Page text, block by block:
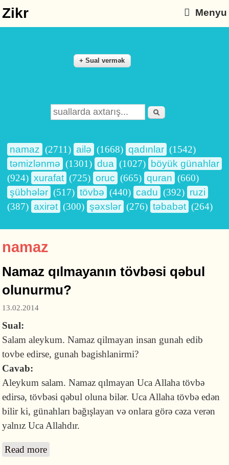
Zikr Menyu
Search form
Axtarış
namaz (2711) ailə (1668) qadınlar (1542)
təmizlənmə (1301) dua (1027)
böyük günahlar
(924) xurafat (725) oruc (665) quran (660)
şübhələr (517) tövbə (440) cadu (392) ruzi
(387) axirət (300) şəxslər (276) təbabət (264)
namaz
Namaz qılmayanın tövbəsi qəbul
olunurmu?
13.02.2014
Sual:
Salam aleykum. Namaz qilmayan insan gunah edib
tovbe edirse, gunah bagishlanirmi?
Cavab:
Aleykum salam. Namaz qılmayan Uca Allaha tövbə
edirsə, tövbəsi qəbul oluna bilər. Uca Allaha tövbə edən
bilir ki, günahları bağışlayan və onlara görə cəza verən
yalnız Uca Allahdır.
Read more